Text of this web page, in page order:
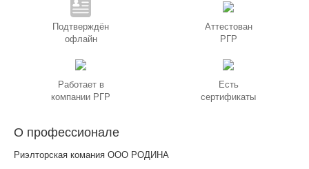
Подтверждён
офлайн
Аттестован
РГР
Работает в
компании РГР
Есть
сертификаты
О профессионале
Риэлторская комания ООО РОДИНА